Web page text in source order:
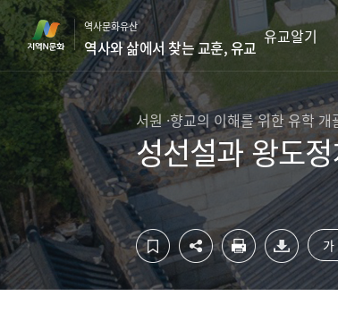
컨
텐
츠
영
바
로
기
하
단
영
역
로
가
역사문화유산
역사와 삶에서 찾는 교훈, 유교
유교알기
서원 ·향교의 이해를 위한 유학
성선설과 왕도
가